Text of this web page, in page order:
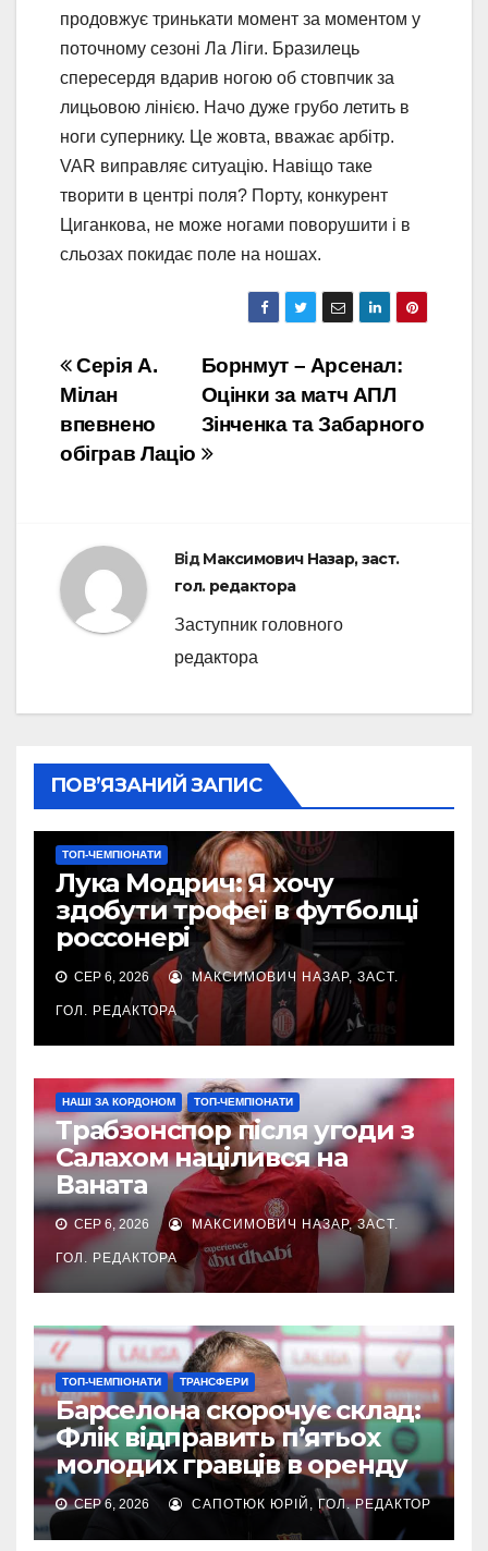
продовжує тринькати момент за моментом у
поточному сезоні Ла Ліги. Бразилець
спересердя вдарив ногою об стовпчик за
лицьовою лінією. Начо дуже грубо летить в
ноги супернику. Це жовта, вважає арбітр.
VAR виправляє ситуацію. Навіщо таке
творити в центрі поля? Порту, конкурент
Циганкова, не може ногами поворушити і в
сльозах покидає поле на ношах.
Навігація
записів
Борнмут – Арсенал:
Оцінки за матч АПЛ
Зінченка та Забарного
Серія А.
Мілан
впевнено
обіграв Лаціо
ВідМаксимович Назар, заст.
гол. редактора
Заступник головного
редактора
ПОВ’ЯЗАНИЙ ЗАПИС
ТОП-ЧЕМПІОНАТИ
Лука Модрич: Я хочу
здобути трофеї в футболці
россонері
СЕР 6, 2026 МАКСИМОВИЧ НАЗАР, ЗАСТ.
ГОЛ. РЕДАКТОРА
НАШІ ЗА КОРДОНОМ ТОП-ЧЕМПІОНАТИ
Трабзонспор після угоди з
Салахом націлився на
Ваната
СЕР 6, 2026 МАКСИМОВИЧ НАЗАР, ЗАСТ.
ГОЛ. РЕДАКТОРА
ТОП-ЧЕМПІОНАТИ ТРАНСФЕРИ
Барселона скорочує склад:
Флік відправить п’ятьох
молодих гравців в оренду
СЕР 6, 2026 САПОТЮК ЮРІЙ, ГОЛ. РЕДАКТОР